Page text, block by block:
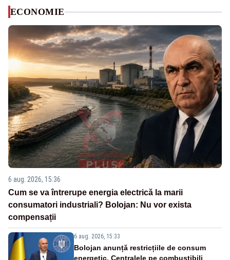
ECONOMIE
6 aug. 2026, 15:36
Cum se va întrerupe energia electrică la marii
consumatori industriali? Bolojan: Nu vor exista
compensații
6 aug. 2026, 15:33
Bolojan anunță restricțiile de consum
energetic. Centralele pe combustibili